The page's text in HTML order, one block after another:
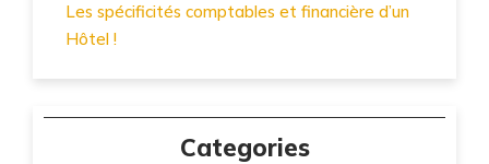
Les spécificités comptables et financière d’un
Hôtel !
Categories